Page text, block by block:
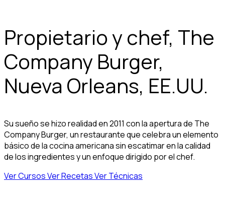
Propietario y chef, The
Company Burger,
Nueva Orleans, EE.UU.
Su sueño se hizo realidad en 2011 con la apertura de The
Company Burger, un restaurante que celebra un elemento
básico de la cocina americana sin escatimar en la calidad
de los ingredientes y un enfoque dirigido por el chef.
Ver CursosVer RecetasVer Técnicas